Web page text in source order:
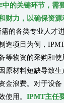
的关键环节，需
财力，以确保资源
的各类专业人才
造项目为例，
等物资的采购和
原材料短缺导致
金浪费。对于设
使用。 IPMT主任